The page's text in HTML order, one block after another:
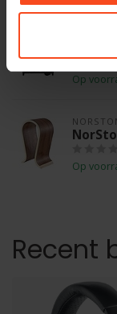
Op
Op
Recent